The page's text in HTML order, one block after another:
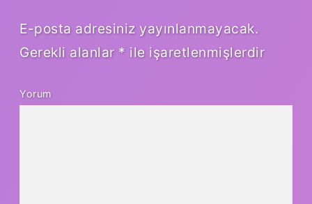
E-posta adresiniz yayınlanmayacak.
Gerekli alanlar * ile işaretlenmişlerdir
Yorum